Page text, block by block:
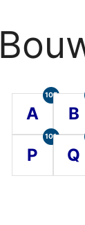
A
105
B
P
101
Q